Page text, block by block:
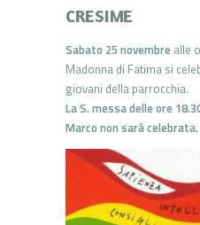
CRESIME
Sabato 25 novembre alle
Madonna di Fatima si
giovani della parrocchia.
La S. messa delle ore
Marco non sarà celebrata.